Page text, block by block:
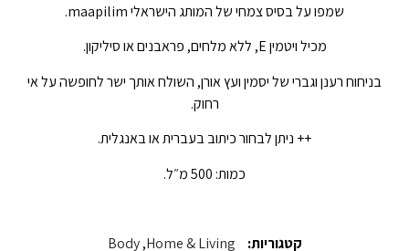
שמפו על בסיס צמחי של המותג הישראלי maapilim.
מכיל ויטמין E, ללא מלחים, פראבנים או סיליקון.
בניחוח רענן וגברי של יסמין ועץ אורן, השולח אותך ישר לחופשה על אי
רחוק.
++ ניתן לבחור כיתוב בעברית או באנגלית.
כמות: 500 מ״ל.
קטגוריות: Home & Living
,
Body